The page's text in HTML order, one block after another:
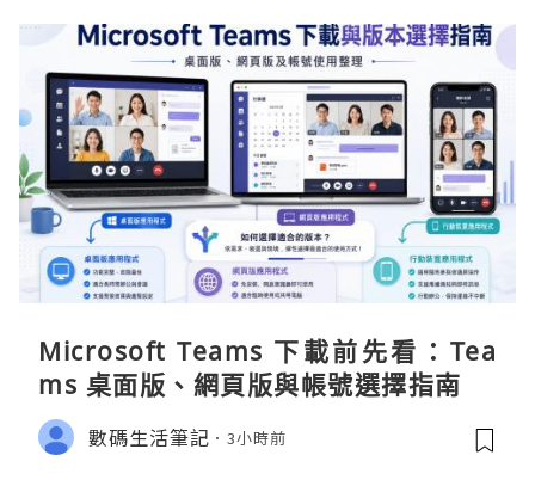
Microsoft Teams 下載前先看：Tea
ms 桌面版、網頁版與帳號選擇指南
數碼生活筆記 3小時前